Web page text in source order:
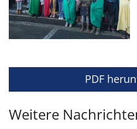
PDF
Weitere